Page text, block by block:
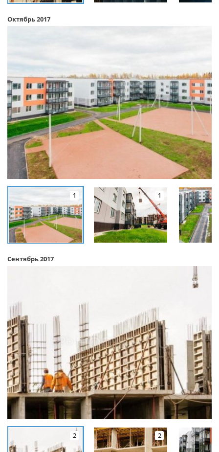
Октябрь 2017
1 1
Сентябрь 2017
2 2